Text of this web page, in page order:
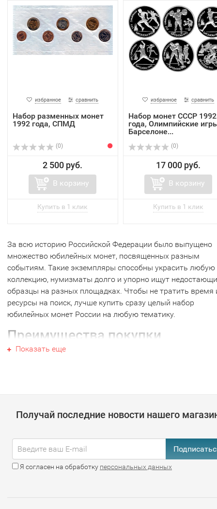
избранное сравнить
Набор разменных монет
1992 года, СПМД
(0)
2 500 руб.
В корзину
избранное сравнить
Набор монет СССР 1992
года, Олимпийские
Барселоне...
(0)
17 000 руб.
В корзину
За всю историю Российской Федерации было выпущено
множество юбилейных монет, посвященных разным
событиям. Такие экземпляры способны украсить любую
коллекцию, нумизматы долго и упорно ищут
образцы на разных площадках. Чтобы не тратить время
ресурсы на поиск, лучше купить сразу целый набор
юбилейных монет России на любую тематику.
Преимущества покупки
Купить сразу целый набор для своей коллекции -
занимает в разы меньше времени на поиск - многие
одной недостающей монеты, покупка целого набора
избавит от такой необходимости;
монеты сразу рассортированы по сериям выпуска и
Показать еще
Получай последние новости нашего
Я согласен на обработку персональных данных